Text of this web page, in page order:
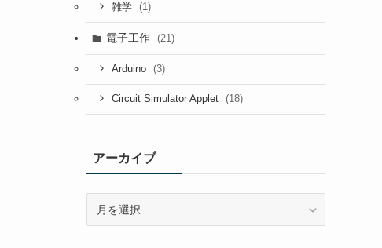
雑学 (1)
電子工作 (21)
Arduino (3)
Circuit Simulator Applet (18)
アーカイブ